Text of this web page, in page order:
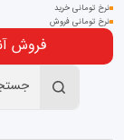
نرخ تومانی خرید
نرخ تومانی فروش
فروش